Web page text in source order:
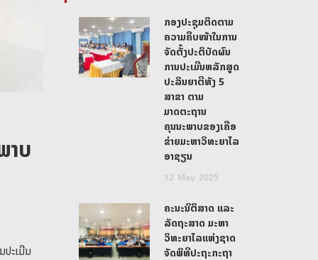
າບ
ະເມີນ
ກອງປະຊຸມຕິດຕາມ
ຄວາມຄືບໜ້າໃນການ
ຈັດຕັ້ງປະຕິບັດຜົນ
ການປະເມີນຫລັກສູດ
ປະລິນຍາຕີທັງ 5
ສາຂາ ຕາມ
ມາດຕະຖານ
ຄຸນນະພາບຂອງເຄືອ
ຂ່າຍມະຫາວິທະຍາໄລ
ອາຊຽນ
12 May 2025
ຄະນະນິຕິສາດ ແລະ
ລັດຖະສາດ ມະຫາ
ວິທະຍາໄລແຫ່ງຊາດ
ຈັດພິທີປະຖະກະຖາ